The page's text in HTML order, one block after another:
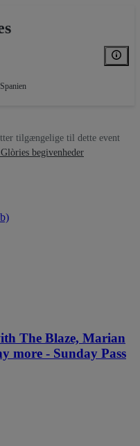
tilgængelige til dette event
begivenheder
The Blaze, Marian
more - Sunday Pass